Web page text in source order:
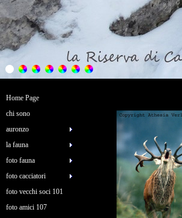
Home Page
chi sono
auronzo
la fauna
foto fauna
foto cacciatori
foto vecchi soci 101
foto amici 107